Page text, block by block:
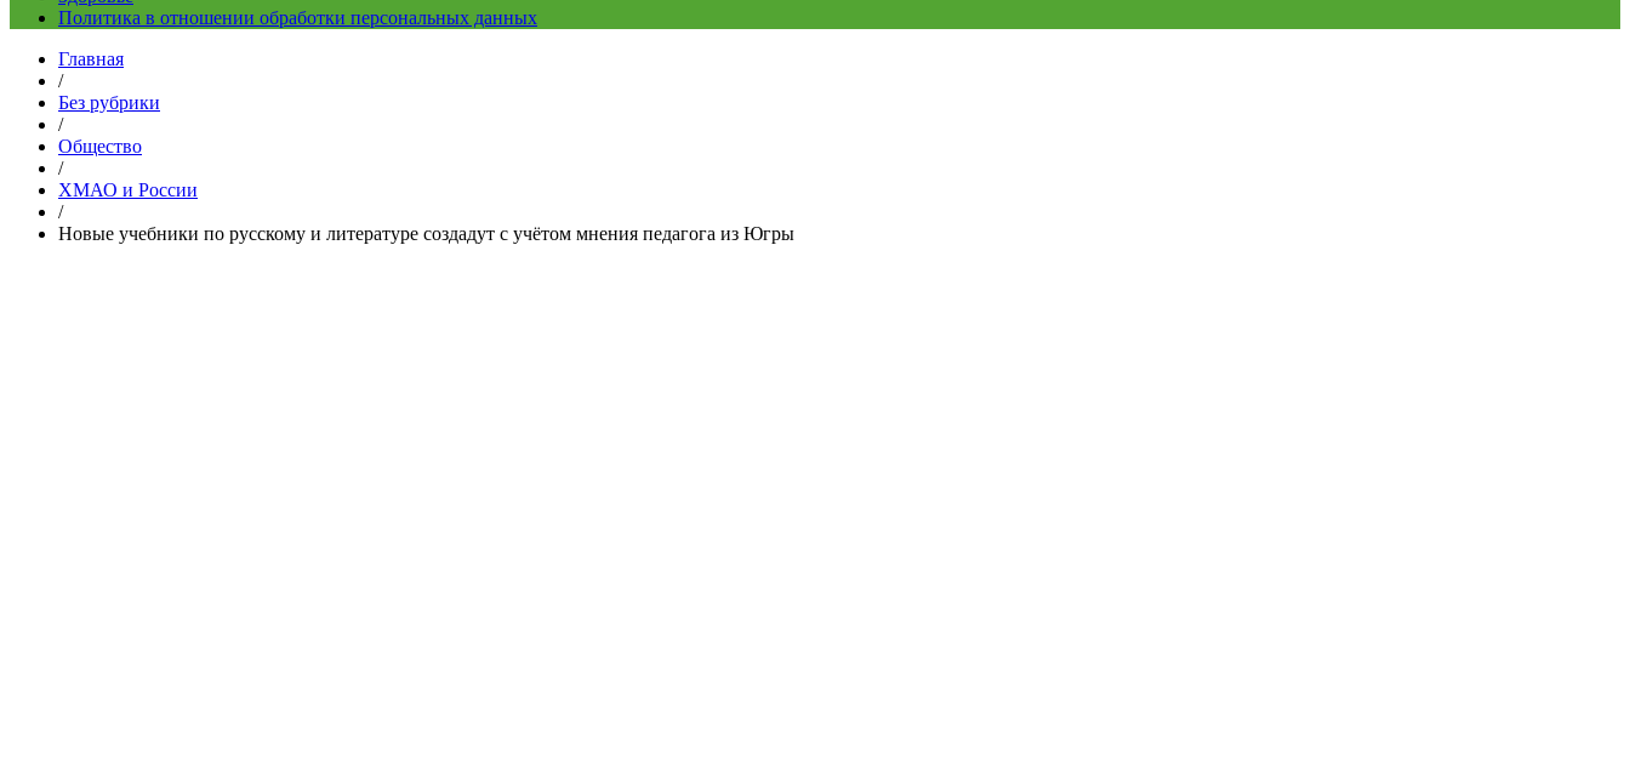
Политика в отношении обработки персональных данных
Главная
/
Без рубрики
/
Общество
/
ХМАО и России
/
Новые учебники по русскому и литературе создадут с учётом мнения педагога из Югры